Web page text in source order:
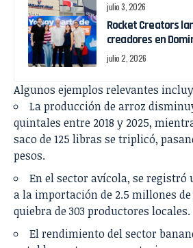
julio 3, 2026
Rocket Creators
creadores en
julio 2, 2026
Algunos ejemplos relevantes
La producción de arroz
quintales entre 2018 y 2025,
saco de 125 libras se triplicó,
pesos.
En el sector avícola, se registró
a la importación de 2.5 millones
quiebra de 303 productores locales.
El rendimiento del sector